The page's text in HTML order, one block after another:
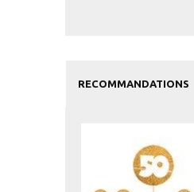
RECOMMANDATIONS